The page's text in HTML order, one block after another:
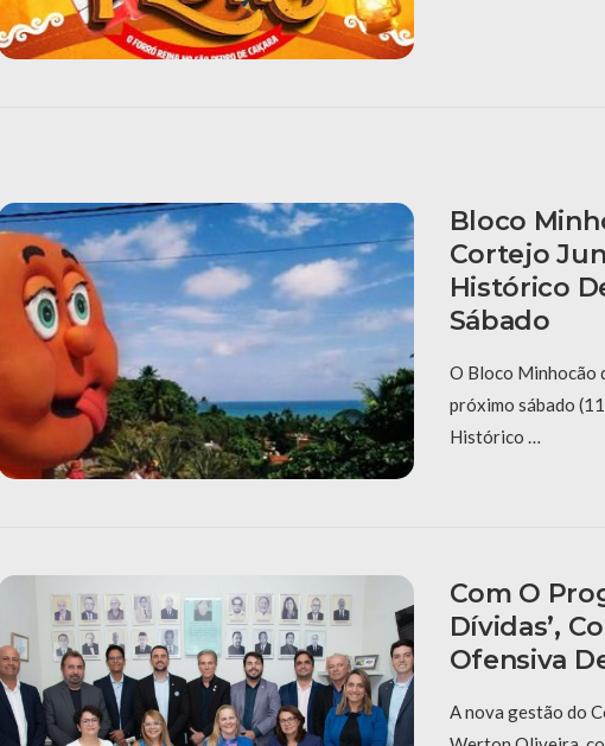
Bloco
Cortejo
Histórico
Sábado
O Bloco Minhocão
próximo sábado
Histórico …
Com O
Dívidas’,
Ofensiva
A nova gestão do